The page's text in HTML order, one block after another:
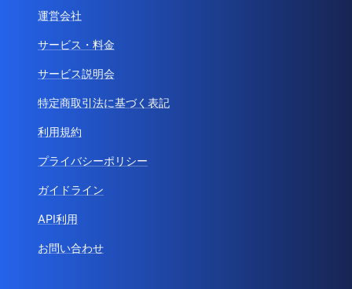
運営会社
サービス・料金
サービス説明会
特定商取引法に基づく表記
利用規約
プライバシーポリシー
ガイドライン
API利用
お問い合わせ